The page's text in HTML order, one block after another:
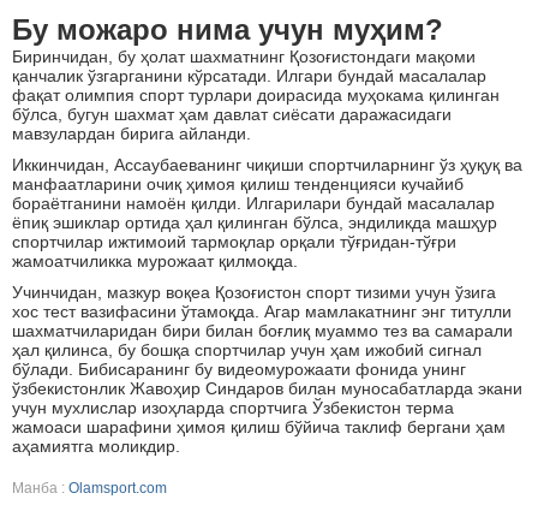
Бу можаро нима учун муҳим?
Биринчидан, бу ҳолат шахматнинг Қозоғистондаги мақоми
қанчалик ўзгарганини кўрсатади. Илгари бундай масалалар
фақат олимпия спорт турлари доирасида муҳокама қилинган
бўлса, бугун шахмат ҳам давлат сиёсати даражасидаги
мавзулардан бирига айланди.
Иккинчидан, Ассаубаеванинг чиқиши спортчиларнинг ўз ҳуқуқ ва
манфаатларини очиқ ҳимоя қилиш тенденцияси кучайиб
бораётганини намоён қилди. Илгарилари бундай масалалар
ёпиқ эшиклар ортида ҳал қилинган бўлса, эндиликда машҳур
спортчилар ижтимоий тармоқлар орқали тўғридан-тўғри
жамоатчиликка мурожаат қилмоқда.
Учинчидан, мазкур воқеа Қозоғистон спорт тизими учун ўзига
хос тест вазифасини ўтамоқда. Агар мамлакатнинг энг титулли
шахматчиларидан бири билан боғлиқ муаммо тез ва самарали
ҳал қилинса, бу бошқа спортчилар учун ҳам ижобий сигнал
бўлади. Бибисаранинг бу видеомурожаати фонида унинг
ўзбекистонлик Жавоҳир Синдаров билан муносабатларда экани
учун мухлислар изоҳларда спортчига Ўзбекистон терма
жамоаси шарафини ҳимоя қилиш бўйича таклиф бергани ҳам
аҳамиятга моликдир.
Манба : Olamsport.com